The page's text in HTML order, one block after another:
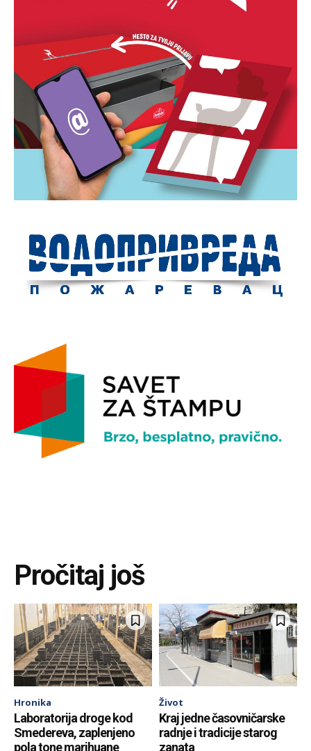
Pročitaj još
Hronika
Laboratorija droge kod
Smedereva, zaplenjeno
pola tone marihuane
Život
Kraj jedne časovničarske
radnje i tradicije starog
zanata